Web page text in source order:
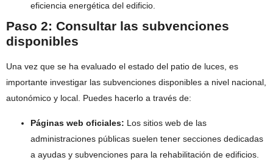
eficiencia energética del edificio.
Paso 2: Consultar las subvenciones
disponibles
Una vez que se ha evaluado el estado del patio de luces, es
importante investigar las subvenciones disponibles a nivel nacional,
autonómico y local. Puedes hacerlo a través de:
Páginas web oficiales: Los sitios web de las
administraciones públicas suelen tener secciones dedicadas
a ayudas y subvenciones para la rehabilitación de edificios.